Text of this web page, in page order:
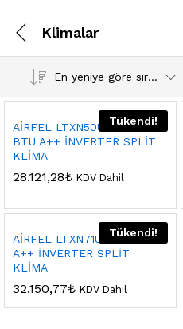
Klimalar
En yeniye göre sırala
Tükendi!
AİRFEL LTXN50U 18000
BTU A++ İNVERTER SPLİT
KLİMA
28.121,28₺ KDV Dahil
Tükendi!
AİRFEL LTXN71U 24000 BTU
A++ İNVERTER SPLİT
KLİMA
32.150,77₺ KDV Dahil